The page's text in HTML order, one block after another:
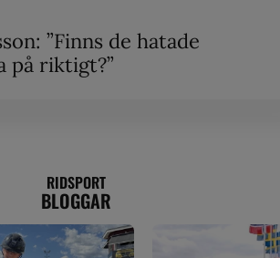
”Finns de hatade
på riktigt?”
RIDSPORT
BLOGGAR